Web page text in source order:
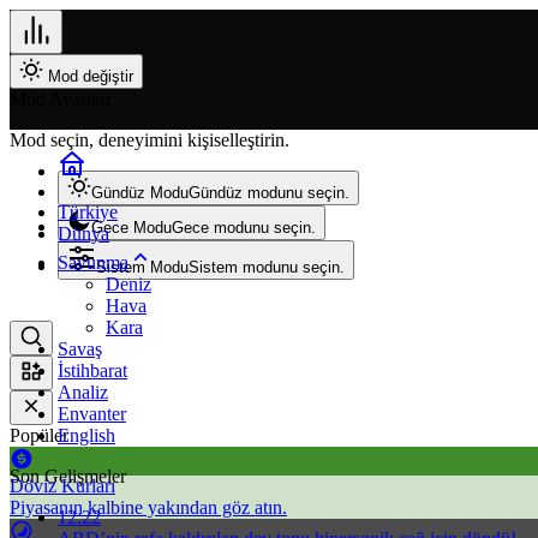
Mod değiştir
Mod seçin, deneyimini kişiselleştirin.
Gündüz ModuGündüz modunu seçin.
Gece ModuGece modunu seçin.
Sistem ModuSistem modunu seçin.
Popüler
Döviz Kurları
Piyasanın kalbine yakından göz atın.
Türkiye
Dünya
Savunma
Deniz
Hava
Kara
Savaş
İstihbarat
Analiz
Envanter
English
Son Gelişmeler
12:22